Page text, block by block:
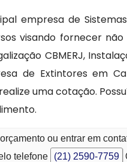
empresa de
visando fornecer
CBMERJ,
de Extintores em
uma cotação.
ou entrar em
telefone
(21) 2590-7759